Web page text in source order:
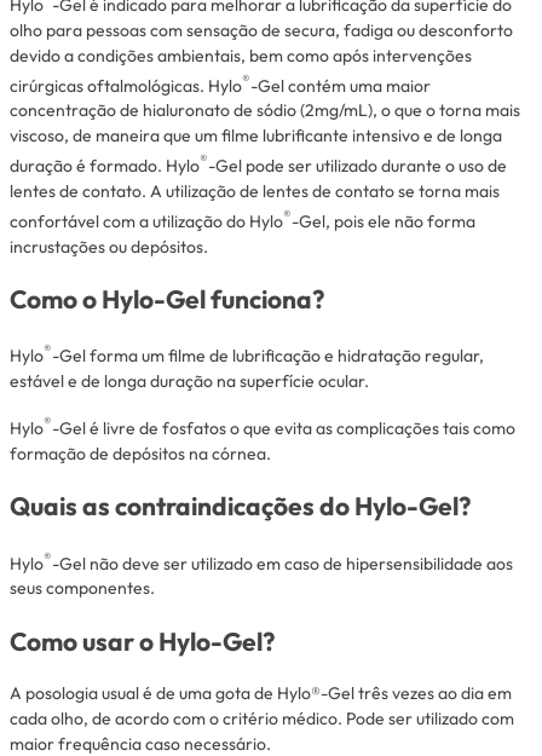
olho para pessoas com sensação de secura, fadiga ou desconforto
devido a condições ambientais, bem como após intervenções
cirúrgicas oftalmológicas. Hylo®-Gel contém uma maior
concentração de hialuronato de sódio (2mg/mL), o que o torna mais
viscoso, de maneira que um filme lubrificante intensivo e de longa
duração é formado. Hylo®-Gel pode ser utilizado durante o uso de
lentes de contato. A utilização de lentes de contato se torna mais
confortável com a utilização do Hylo®-Gel, pois ele não forma
incrustações ou depósitos.
Como o Hylo-Gel funciona?
Hylo®-Gel forma um filme de lubrificação e hidratação regular,
estável e de longa duração na superfície ocular.
Hylo®-Gel é livre de fosfatos o que evita as complicações tais como
formação de depósitos na córnea.
Quais as contraindicações do Hylo-Gel?
Hylo®-Gel não deve ser utilizado em caso de hipersensibilidade aos
seus componentes.
Como usar o Hylo-Gel?
A posologia usual é de uma gota de Hylo®-Gel três vezes ao dia em
cada olho, de acordo com o critério médico. Pode ser utilizado com
maior frequência caso necessário.